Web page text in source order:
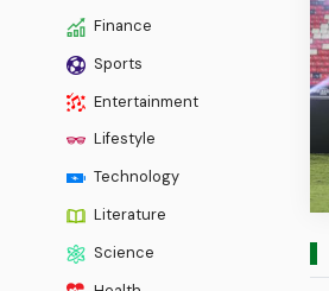
Finance
Sports
Entertainment
Lifestyle
Technology
Literature
Science